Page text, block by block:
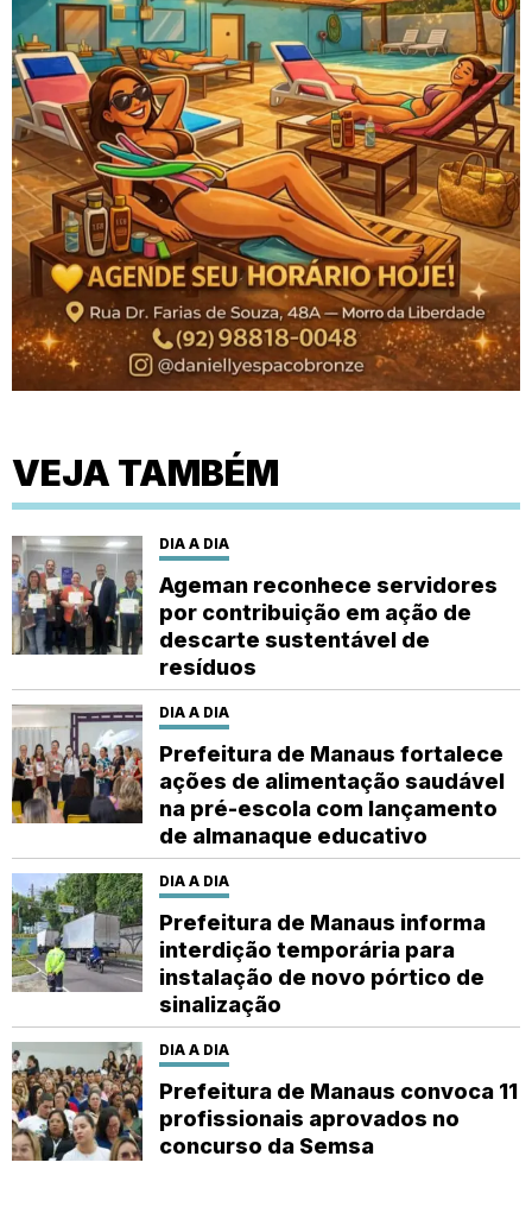
VEJA TAMBÉM
DIA A DIA
Ageman reconhece servidores
por contribuição em ação de
descarte sustentável de
resíduos
DIA A DIA
Prefeitura de Manaus fortalece
ações de alimentação saudável
na pré-escola com lançamento
de almanaque educativo
DIA A DIA
Prefeitura de Manaus informa
interdição temporária para
instalação de novo pórtico de
sinalização
DIA A DIA
Prefeitura de Manaus convoca 11
profissionais aprovados no
concurso da Semsa